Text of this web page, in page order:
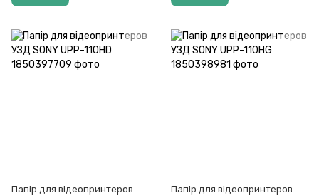
Папір для відеопринтеров
Папір для відеопринтеров